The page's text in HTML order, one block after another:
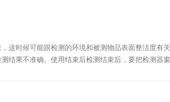
这时候可能跟检测的环境和被测物品表面整洁度
结果不准确。使用结束后检测结束后，要把检测器